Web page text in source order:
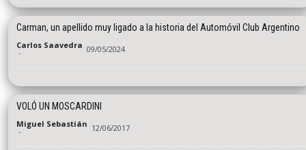
Carman, un apellido muy ligado a la historia del Automóvil Club Argentino
Carlos Saavedra
- 09/05/2024
VOLÓ UN MOSCARDINI
Miguel Sebastián
- 12/06/2017